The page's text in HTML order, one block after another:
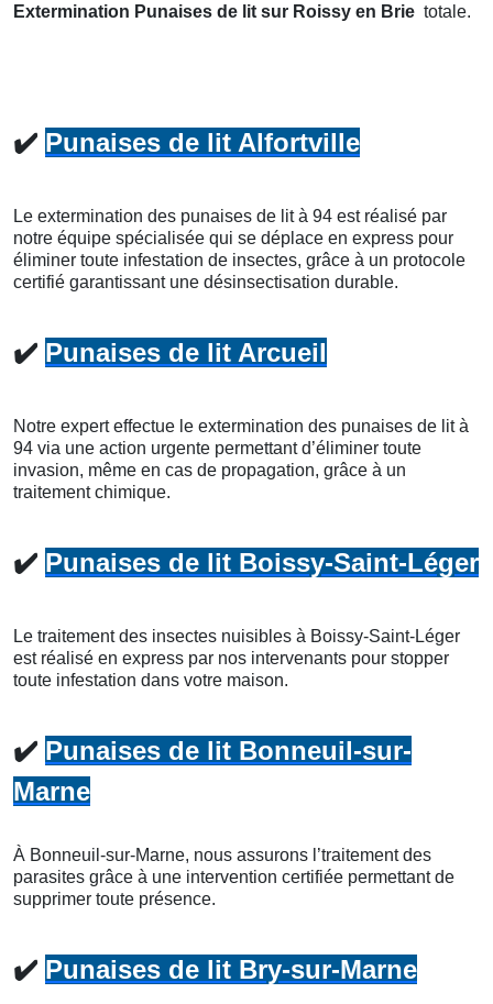
Extermination Punaises de lit sur Roissy en Brie totale.
✔️ Punaises de lit Alfortville
Le extermination des punaises de lit à 94 est réalisé par
notre équipe spécialisée qui se déplace en express pour
éliminer toute infestation de insectes, grâce à un protocole
certifié garantissant une désinsectisation durable.
✔️ Punaises de lit Arcueil
Notre expert effectue le extermination des punaises de lit à
94 via une action urgente permettant d’éliminer toute
invasion, même en cas de propagation, grâce à un
traitement chimique.
✔️ Punaises de lit Boissy-Saint-Léger
Le traitement des insectes nuisibles à Boissy-Saint-Léger
est réalisé en express par nos intervenants pour stopper
toute infestation dans votre maison.
✔️ Punaises de lit Bonneuil-sur-
Marne
À Bonneuil-sur-Marne, nous assurons l’traitement des
parasites grâce à une intervention certifiée permettant de
supprimer toute présence.
✔️ Punaises de lit Bry-sur-Marne